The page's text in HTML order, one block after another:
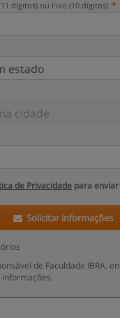
dígitos) ou Fixo (10 dígitos)
de Privacidade para
Solicitar informações
de Faculdade IBRA,